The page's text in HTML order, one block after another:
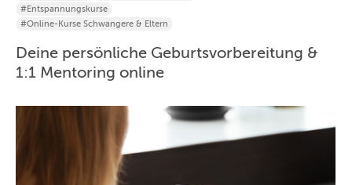
HANNOVER
DRESDEN
NÜRNBERG
ANDERE
REGIONEN
#Entspannungskurse
#Online-Kurse Schwangere & Eltern
Deine persönliche Geburtsvorbereitung &
1:1 Mentoring online